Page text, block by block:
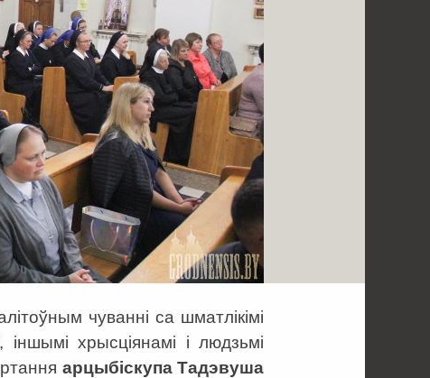
чуванні са шматлікімі
іншымі хрысціянамі і людзьмі
арцыбіскупа Тадэвуша